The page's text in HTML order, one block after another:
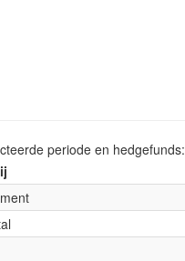
periode en hedgefunds: